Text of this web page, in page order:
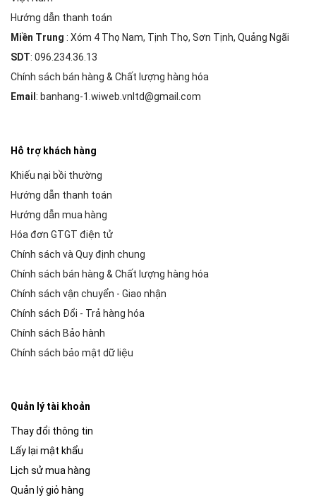
Hướng dẫn thanh toán
Miền Trung : Xóm 4 Thọ Nam, Tịnh Thọ, Sơn Tịnh, Quảng Ngãi
SDT: 096.234.36.13
Chính sách bán hàng & Chất lượng hàng hóa
Email : banhang-1.wiweb.vnltd@gmail.com
Hỗ trợ khách hàng
Khiếu nại bồi thường
Hướng dẫn thanh toán
Hướng dẫn mua hàng
Hóa đơn GTGT điện tử
Chính sách và Quy định chung
Chính sách bán hàng & Chất lượng hàng hóa
Chính sách vận chuyển - Giao nhận
Chính sách Đổi - Trả hàng hóa
Chính sách Bảo hành
Chính sách bảo mật dữ liệu
Quản lý tài khoản
Thay đổi thông tin
Lấy lại mật khẩu
Lịch sử mua hàng
Quản lý giỏ hàng